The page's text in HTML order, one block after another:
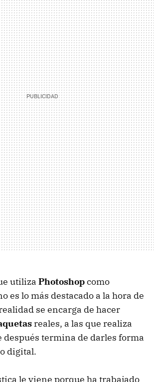
utiliza Photoshopcomo
es lo más destacado a la hora de
se encarga de hacer
reales, a las que realiza
después termina de darles forma
digital.
le viene porque ha trabajado